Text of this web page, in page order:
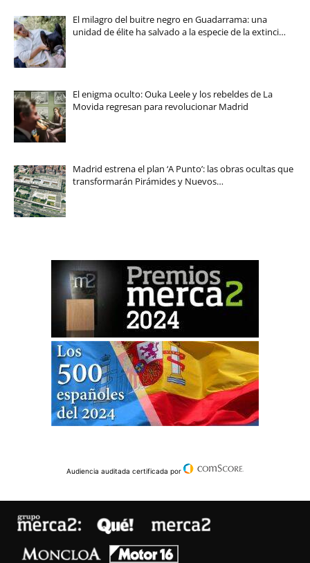
El milagro del buitre negro en Guadarrama: una
unidad de élite ha salvado a la especie de la extinci…
El enigma oculto: Ouka Leele y los rebeldes de La
Movida regresan para revolucionar Madrid
Madrid estrena el plan ‘A Punto’: las obras ocultas que
transformarán Pirámides y Nuevos…
Audiencia auditada certificada por